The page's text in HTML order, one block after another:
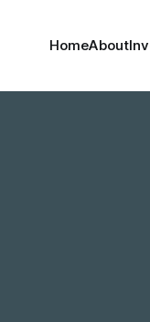
HomeAbout